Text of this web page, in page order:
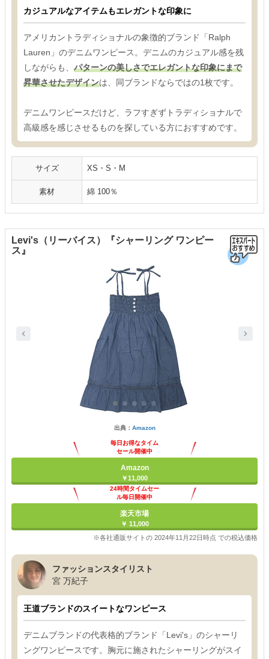
カジュアルなアイテムもエレガントな印象に
アメリカントラディショナルの象徴的ブランド「Ralph
Lauren」のデニムワンピース。デニムのカジュアル感を残
しながらも、 パターンの美しさでエレガントな印象にまで
昇華させたデザインは、同ブランドならではの1枚です。
デニムワンピースだけど、ラフすぎずトラディショナルで
高級感を感じさせるものを探している方におすすめです。
サイズ XS・S・M
素材 綿 100％
Levi's（リーバイス）『シャーリング ワンピー
ス』
出典： Amazon
毎日お得なタイム
セール開催中
Amazon
￥11,000
24時間タイムセー
ル毎日開催中
楽天市場
￥ 11,000
※各社通販サイトの 2024年11月22日時点 での税込価格
ファッションスタイリスト
宮 万紀子
王道ブランドのスイートなワンピース
デニムブランドの代表格的ブランド「Levi's」のシャーリ
ングワンピースです。胸元に施されたシャーリングがスイ